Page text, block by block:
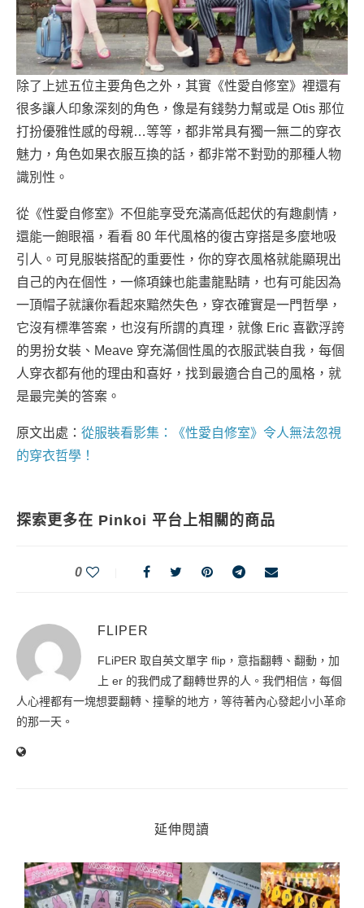
除了上述五位主要角色之外，其實《性愛自修室》裡還有
很多讓人印象深刻的角色，像是有錢勢力幫或是 Otis 那位
打扮優雅性感的母親…等等，都非常具有獨一無二的穿衣
魅力，角色如果衣服互換的話，都非常不對勁的那種人物
識別性。
從《性愛自修室》不但能享受充滿高低起伏的有趣劇情，
還能一飽眼福，看看 80 年代風格的復古穿搭是多麼地吸
引人。可見服裝搭配的重要性，你的穿衣風格就能顯現出
自己的內在個性，一條項鍊也能畫龍點睛，也有可能因為
一頂帽子就讓你看起來黯然失色，穿衣確實是一門哲學，
它沒有標準答案，也沒有所謂的真理，就像 Eric 喜歡浮誇
的男扮女裝、Meave 穿充滿個性風的衣服武裝自我，每個
人穿衣都有他的理由和喜好，找到最適合自己的風格，就
是最完美的答案。
原文出處： 從服裝看影集：《性愛自修室》令人無法忽視
的穿衣哲學！
探索更多在 Pinkoi 平台上相關的商品
0
FLIPER
FLiPER 取自英文單字 flip，意指翻轉、翻動，加
上 er 的我們成了翻轉世界的人。我們相信，每個
人心裡都有一塊想要翻轉、撞擊的地方，等待著內心發起小小革命
的那一天。
延伸閱讀